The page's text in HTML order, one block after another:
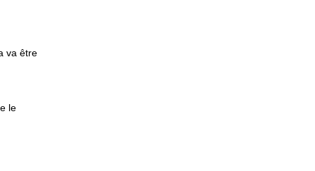
va être
le